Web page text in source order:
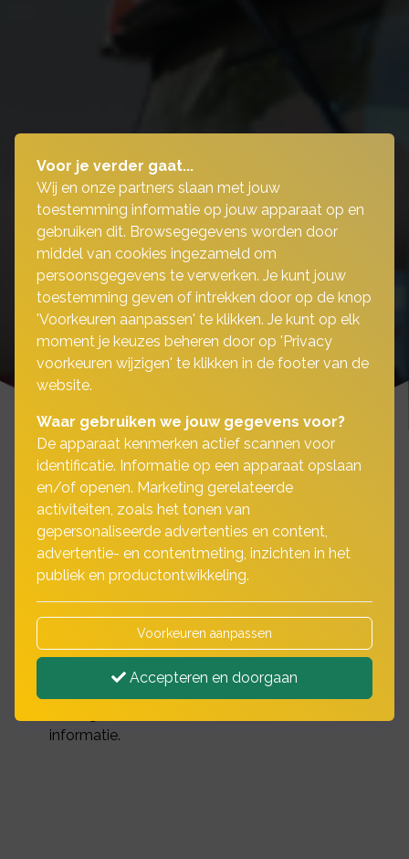
De werk- en landbouwmaterieelverzekering
lijkt in de basis erg op een autoverzekering. De
WA-dekking voldoet minimaal aan de W.A.M.-
strik, maar voor aansprakelijkheid kent de
een aantal specifieke dekkingen.
Dat zijn bijvoorbeeld een dekking voor schade
aan ondergrondse zaken zoals kabels en
leidingen, sloopwerkzaamheden en schade
informatie.
Voor je verder gaat...
Wij en onze partners slaan met jouw
toestemming informatie op jouw apparaat op en
gebruiken dit. Browsegegevens worden door
middel van cookies ingezameld om
persoonsgegevens te verwerken. Je kunt jouw
toestemming geven of intrekken door op de knop
'Voorkeuren aanpassen' te klikken. Je kunt op elk
moment je keuzes beheren door op 'Privacy
voorkeuren wijzigen' te klikken in de footer van de
website.
Waar gebruiken we jouw gegevens voor?
De apparaat kenmerken actief scannen voor
identificatie. Informatie op een apparaat opslaan
en/of openen. Marketing gerelateerde
activiteiten, zoals het tonen van
gepersonaliseerde advertenties en content,
advertentie- en contentmeting, inzichten in het
publiek en productontwikkeling.
Voorkeuren aanpassen
Accepteren en doorgaan